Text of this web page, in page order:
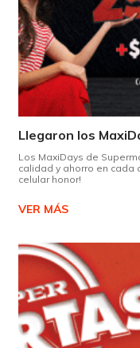
Los MaxiDays de
calidad y ahorro en cada
celular honor!
VER MÁS